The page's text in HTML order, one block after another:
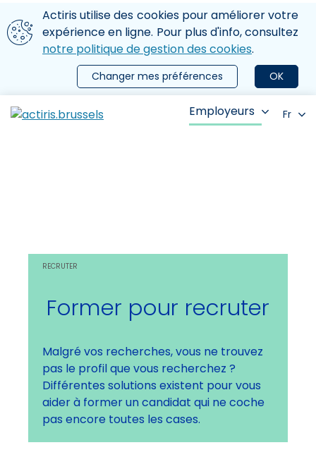
Aller au contenu principal
Nous utilisons des cookies
Actiris utilise des cookies pour améliorer votre
expérience en ligne. Pour plus d'info, consultez
notre politique de gestion des cookies.
OK
Changer mes préférences
le menu
Employeurs Fr
RECRUTER
Former pour recruter
Malgré vos recherches, vous ne trouvez
pas le profil que vous recherchez ?
Différentes solutions existent pour vous
aider à former un candidat qui ne coche
pas encore toutes les cases.